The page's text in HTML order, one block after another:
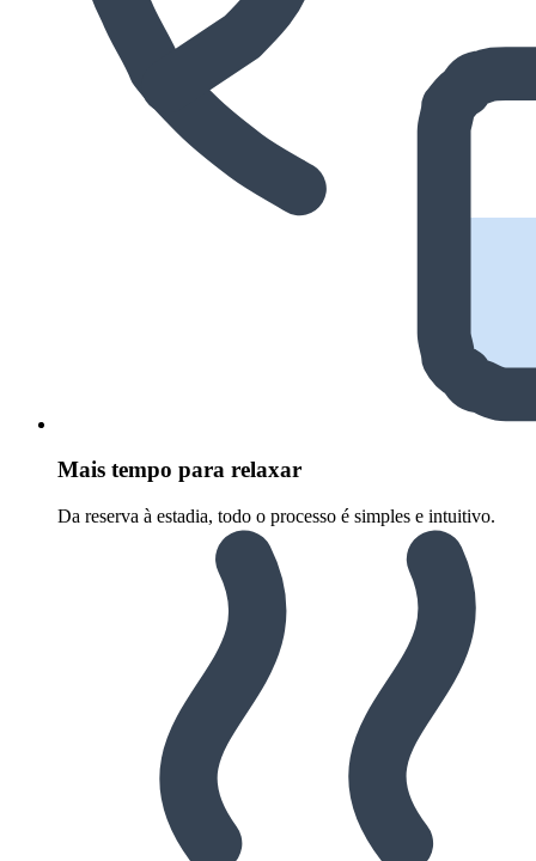
Mais tempo para relaxar
Da reserva à estadia, todo o processo é simples e intuitivo.